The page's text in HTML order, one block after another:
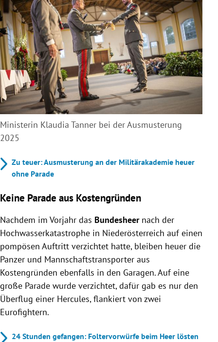
Ministerin Klaudia Tanner bei der Ausmusterung
2025
Zu teuer: Ausmusterung an der Militärakademie heuer
ohne Parade
Keine Parade aus Kostengründen
Nachdem im Vorjahr das Bundesheer nach der
Hochwasserkatastrophe in Niederösterreich auf einen
pompösen Auftritt verzichtet hatte, bleiben heuer die
Panzer und Mannschaftstransporter aus
Kostengründen ebenfalls in den Garagen. Auf eine
große Parade wurde verzichtet, dafür gab es nur den
Überflug einer Hercules, flankiert von zwei
Eurofightern.
24 Stunden gefangen: Foltervorwürfe beim Heer lösten